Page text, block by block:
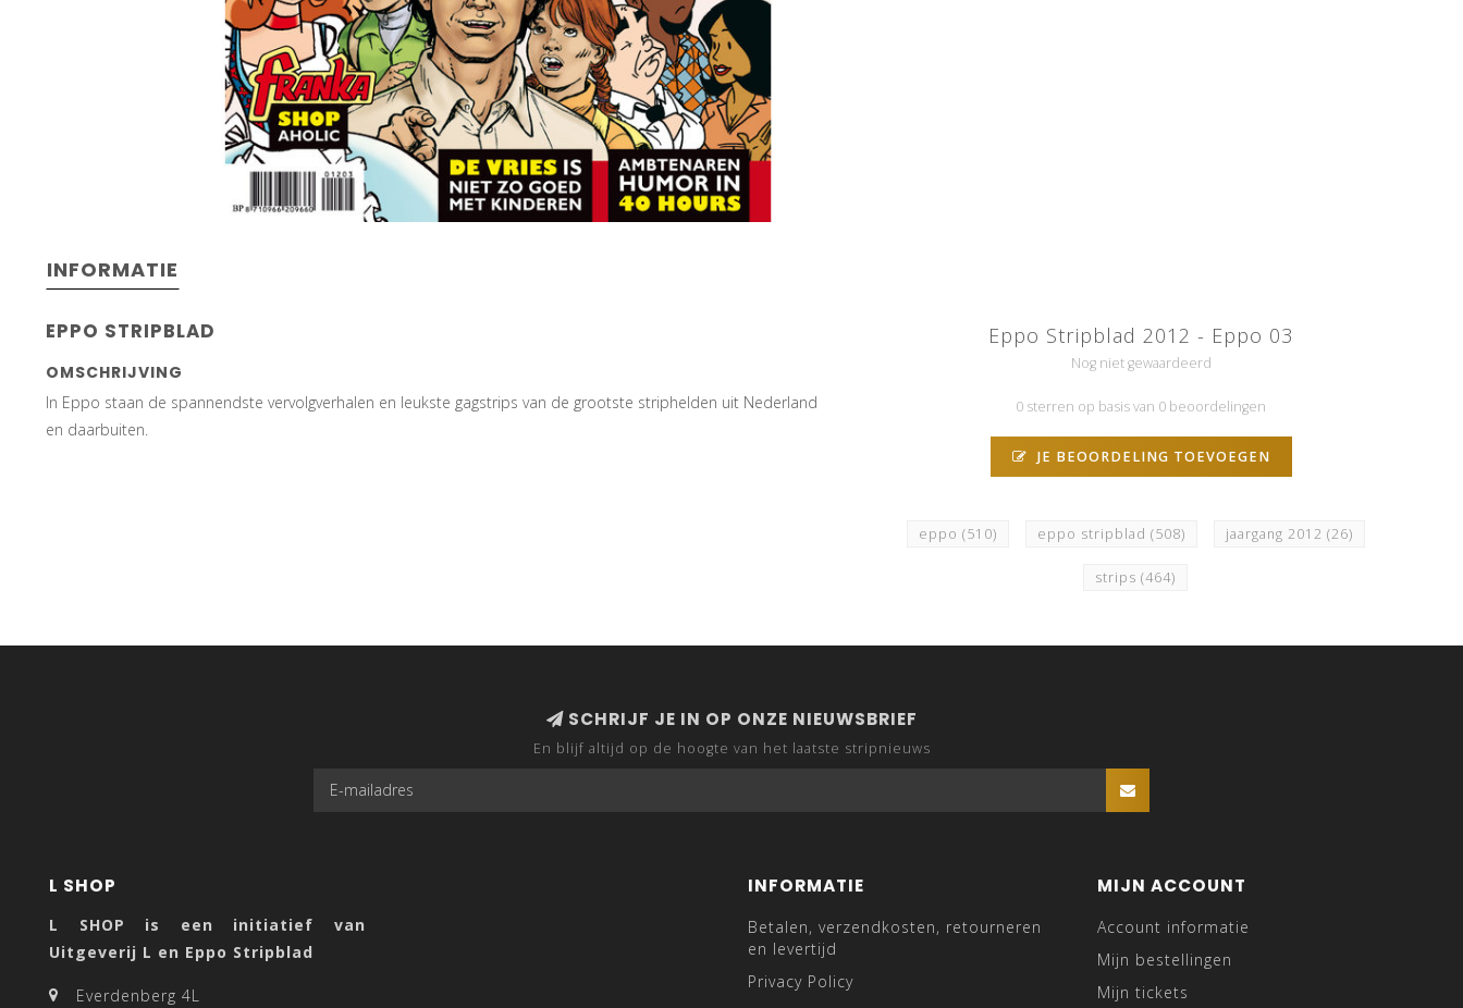
INFORMATIE
EPPO STRIPBLAD
OMSCHRIJVING
In Eppo staan de spannendste vervolgverhalen en leukste gagstrips van de grootste striphelden uit Nederland
en daarbuiten.
Eppo Stripblad 2012 - Eppo 03
Nog niet gewaardeerd
0 sterren op basis van 0 beoordelingen
JE BEOORDELING TOEVOEGEN
eppo (510) eppo stripblad (508) jaargang 2012 (26)
strips(464)
SCHRIJF JE IN OP ONZE NIEUWSBRIEF
En blijf altijd op de hoogte van het laatste stripnieuws
L SHOP
L SHOP is een initiatief van
Uitgeverij L en Eppo Stripblad
Everdenberg 4L
INFORMATIE
Betalen, verzendkosten, retourneren
en levertijd
Privacy Policy
MIJN ACCOUNT
Account informatie
Mijn bestellingen
Mijn tickets